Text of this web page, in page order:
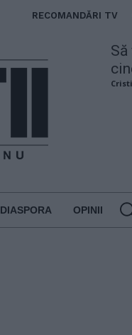
RECOMANDĂRI TV
DIASPORA OPINII